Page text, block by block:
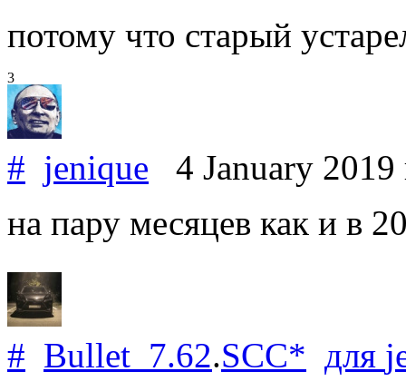
потому что старый
3
# jenique 4 January 2019
на пару месяцев как и в
# Bullet_7.62.SCC* для